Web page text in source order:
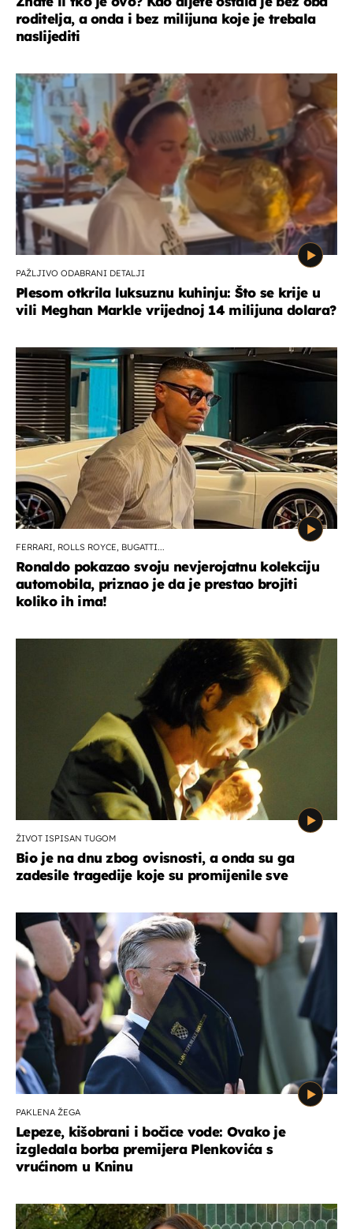
roditelja, a onda i bez milijuna koje je trebala
naslijediti
PAŽLJIVO ODABRANI DETALJI
Plesom otkrila luksuznu kuhinju: Što se krije u
vili Meghan Markle vrijednoj 14 milijuna dolara?
FERRARI, ROLLS ROYCE, BUGATTI...
Ronaldo pokazao svoju nevjerojatnu kolekciju
automobila, priznao je da je prestao brojiti
koliko ih ima!
ŽIVOT ISPISAN TUGOM
Bio je na dnu zbog ovisnosti, a onda su ga
zadesile tragedije koje su promijenile sve
PAKLENA ŽEGA
Lepeze, kišobrani i bočice vode: Ovako je
izgledala borba premijera Plenkovića s
vrućinom u Kninu